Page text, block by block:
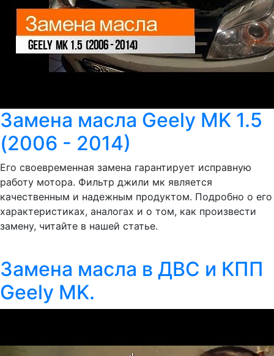
Замена масла Geely MK 1.5
(2006 - 2014)
Его своевременная замена гарантирует исправную
работу мотора. Фильтр джили мк является
качественным и надежным продуктом. Подробно о его
характеристиках, аналогах и о том, как произвести
замену, читайте в нашей статье.
Замена масла в ДВС и КПП
Geely MK.